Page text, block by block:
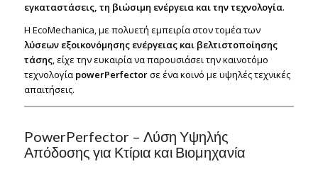
εγκαταστάσεις, τη βιώσιμη ενέργεια και την τεχνολογία.
Η EcoMechanica, με πολυετή εμπειρία στον τομέα των
λύσεων εξοικονόμησης ενέργειας και βελτιστοποίησης
τάσης, είχε την ευκαιρία να παρουσιάσει την καινοτόμο
τεχνολογία powerPerfectorσε ένα κοινό με υψηλές τεχνικές
απαιτήσεις.
PowerPerfector – Λύση Υψηλής
Απόδοσης για Κτίρια και Βιομηχανία